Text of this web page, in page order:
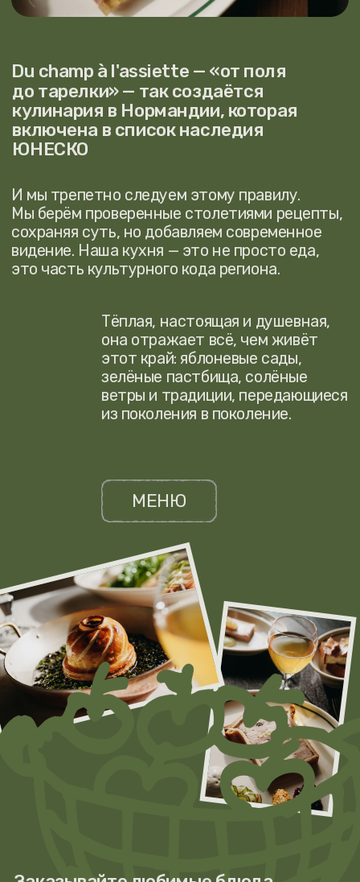
из Pomme Verte с доставкой
в Яндекс. Еда
ЗАКАЗАТЬ
Это лёгкий алкогольный напиток
из яблочного сока, полученный методом
натурального брожения. Для него
чему сидр приобретает сложный
и гармоничный вкус.
из Нормандии и Бретани
Сидр родом из Франции, а именно
дополнительную выгоду.
поэтому создали
программу лояльности
Мы ценим тех, кто возвращается,
ПОДРОБНЕЙ